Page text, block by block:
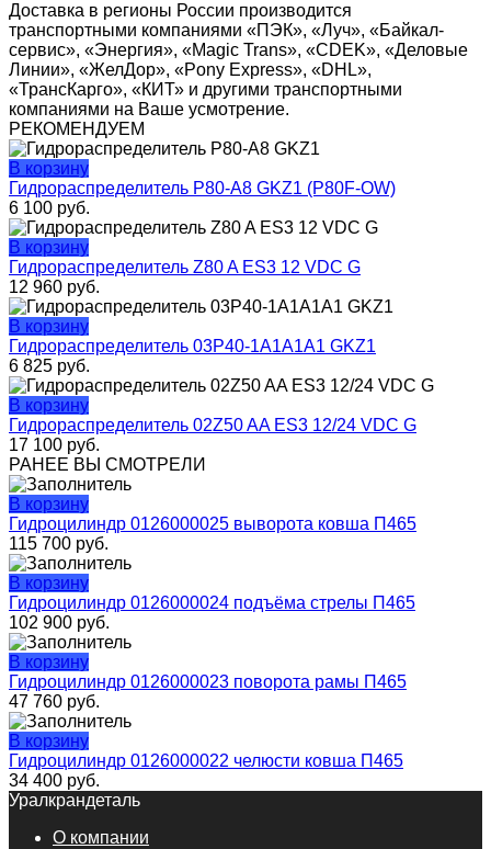
Доставка в регионы России производится
транспортными компаниями «ПЭК», «Луч», «Байкал-
сервис», «Энергия», «Magic Trans», «CDEK», «Деловые
Линии», «ЖелДор», «Pony Express», «DHL»,
«ТрансКарго», «КИТ» и другими транспортными
компаниями на Ваше усмотрение.
РЕКОМЕНДУЕМ
В корзину
Гидрораспределитель Р80-А8 GKZ1 (P80F-OW)
6 100 руб.
В корзину
Гидрораспределитель Z80 A ES3 12 VDC G
12 960 руб.
В корзину
Гидрораспределитель 03P40-1A1A1A1 GKZ1
6 825 руб.
В корзину
Гидрораспределитель 02Z50 AA ES3 12/24 VDC G
17 100 руб.
РАНЕЕ ВЫ СМОТРЕЛИ
В корзину
Гидроцилиндр 0126000025 выворота ковша П465
115 700 руб.
В корзину
Гидроцилиндр 0126000024 подъёма стрелы П465
102 900 руб.
В корзину
Гидроцилиндр 0126000023 поворота рамы П465
47 760 руб.
В корзину
Гидроцилиндр 0126000022 челюсти ковша П465
34 400 руб.
Уралкрандеталь
О компании